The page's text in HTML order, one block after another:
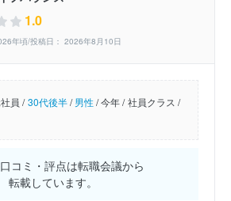
1.0
年頃/投稿日： 2026年8月10日
員 / 30代後半/男性/今年 / 社員クラス /
コミ・評点は転職会議から
転載しています。